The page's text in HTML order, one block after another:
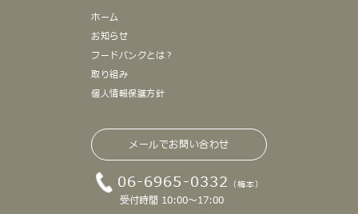
ホーム
お知らせ
フードバンクとは？
取り組み
個人情報保護方針
メールでお問い合わせ
06-6965-0332 （梅本）
受付時間 10:00～17:00